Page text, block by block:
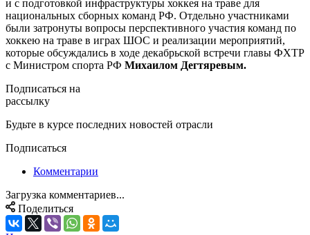
и с подготовкой инфраструктуры хоккея на траве для
национальных сборных команд РФ. Отдельно участниками
были затронуты вопросы перспективного участия команд по
хоккею на траве в играх ШОС и реализации мероприятий,
которые обсуждались в ходе декабрьской встречи главы ФХТР
с Министром спорта РФ Михаилом Дегтяревым.
Подписаться на
рассылку
Будьте в курсе последних новостей отрасли
Подписаться
Комментарии
Загрузка комментариев...
Поделиться